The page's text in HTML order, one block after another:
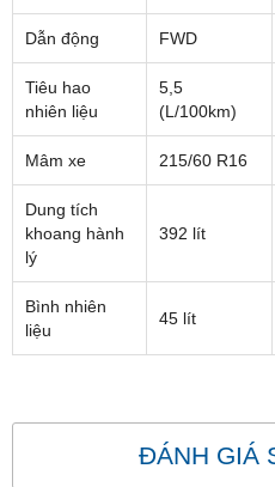
Dẫn động FWD
Tiêu hao
nhiên liệu
5,5
(L/100km)
Mâm xe 215/60 R16
Dung tích
khoang hành
lý
392 lít
Bình nhiên
liệu
45 lít
ĐÁNH GIÁ